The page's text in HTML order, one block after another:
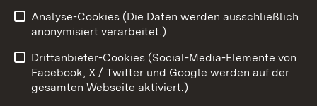
Impressum
Kontakt
Barrierefreiheit
Datenschutz
Cookies
Analyse-Cookies (Die Daten werden ausschließlich
anonymisiert verarbeitet.)
Drittanbieter-Cookies (Social-Media-Elemente von
Facebook, X / Twitter und Google werden auf der
gesamten Webseite aktiviert.)